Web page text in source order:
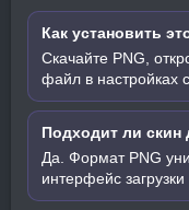
Как установить
Скачайте PNG,
файл в настройках
Подходит ли скин
Да. Формат PNG
интерфейс загрузки